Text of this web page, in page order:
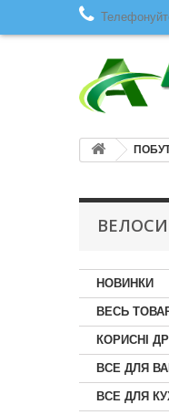
НОВИНКИ
ВЕСЬ
КОРИСНІ
ВСЕ ДЛЯ
ВСЕ ДЛЯ